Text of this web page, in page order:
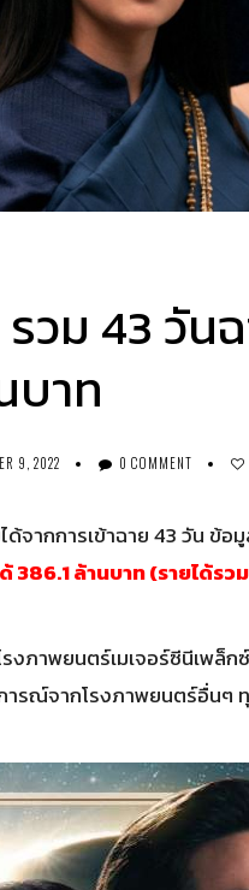
ม 43 วัน
บาท
9, 2022 0 COMMENT
ด้จากการเข้าฉาย 43 วัน ข้
386.1 ล้านบาท (รายได้รว
งภาพยนตร์เมเจอร์ซีนีเพล็ก
ารณ์จากโรงภาพยนตร์อื่นๆ